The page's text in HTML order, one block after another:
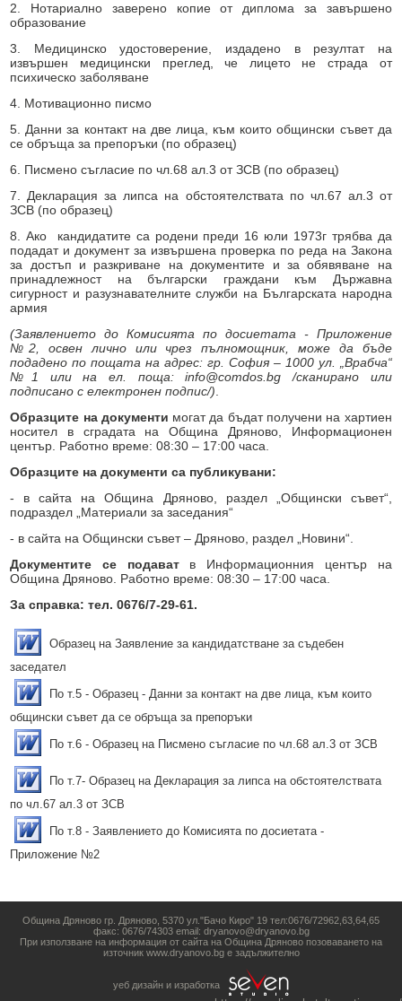
BG05SFPR001-1.004-0019-C01 „Утвърждаване на интеркултурното
образование в община Дряново“
2. Нотариално заверено копие от диплома за завършено
образование
3. Медицинско удостоверение, издадено в резултат на
извършен медицински преглед, че лицето не страда от
психическо заболяване
4. Мотивационно писмо
5. Данни за контакт на две лица, към които общински съвет да
се обръща за препоръки (по образец)
6. Писмено съгласие по чл.68 ал.3 от ЗСВ (по образец)
7. Декларация за липса на обстоятелствата по чл.67 ал.3 от
ЗСВ (по образец)
8. Ако кандидатите са родени преди 16 юли 1973г трябва да
подадат и документ за извършена проверка по реда на Закона
за достъп и разкриване на документите и за обявяване на
принадлежност на български граждани към Държавна
сигурност и разузнавателните служби на Българската народна
армия
(Заявлението до Комисията по досиетата - Приложение
№2, освен лично или чрез пълномощник, може да бъде
подадено по пощата на адрес: гр. София – 1000 ул. „Врабча“
№1 или на ел. поща:info@comdos.bg/сканирано или
подписано с електронен подпис/)
Образците на документи могат да бъдат получени на хартиен
носител в сградата на Община Дряново, Информационен
център. Работно време: 08:30 – 17:00 часа.
Образците на документи са публикувани:
- в сайта на Община Дряново, раздел „Общински съвет“,
подраздел „Материали за заседания“
- в сайта на Общински съвет – Дряново, раздел „Новини“.
Документите се подават в Информационния център на
Община Дряново. Работно време: 08:30 – 17:00 часа.
За справка: тел. 0676/7-29-61.
Образец на Заявление за кандидатстване за съдебен
заседател
По т.5 - Образец - Данни за контакт на две лица, към които
общински съвет да се обръща за препоръки
По т.6 - Образец на Писмено съгласие по чл.68 ал.3 от ЗСВ
По т.7- Образец на Декларация за липса на обстоятелствата
по чл.67 ал.3 от ЗСВ
По т.8 - Заявлението до Комисията по досиетата -
Приложение №2
Община Дряново гр. Дряново, 5370 ул."Бачо Киро" 19 тел:0676/72962,63,64,65
факс: 0676/74303 email: dryanovo@dryanovo.bg
При използване на информация от сайта на Община Дряново позоваването на
източник www.dryanovo.bg е задължително
уеб дизайн и изработка